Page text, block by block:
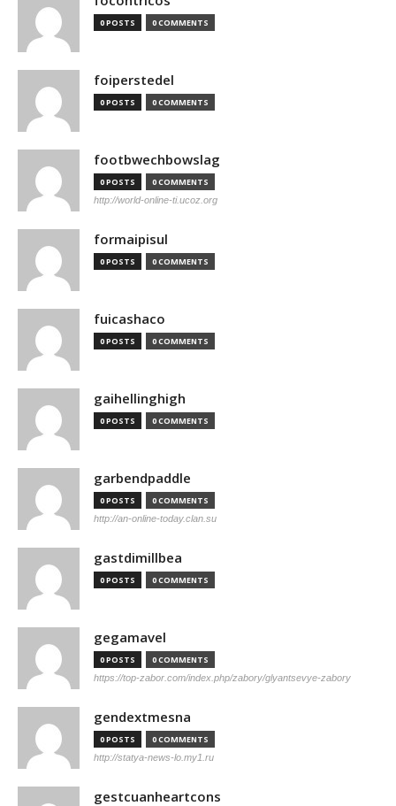
0 POSTS 0 COMMENTS
foiperstedel
0 POSTS 0 COMMENTS
footbwechbowslag
0 POSTS 0 COMMENTS
http://world-online-ti.ucoz.org
formaipisul
0 POSTS 0 COMMENTS
fuicashaco
0 POSTS 0 COMMENTS
gaihellinghigh
0 POSTS 0 COMMENTS
garbendpaddle
0 POSTS 0 COMMENTS
http://an-online-today.clan.su
gastdimillbea
0 POSTS 0 COMMENTS
gegamavel
0 POSTS 0 COMMENTS
https://top-zabor.com/index.php/zabory/glyantsevye-zabory
gendextmesna
0 POSTS 0 COMMENTS
http://statya-news-lo.my1.ru
gestcuanheartcons